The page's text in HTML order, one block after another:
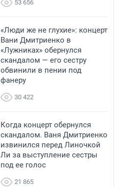
53 656
«Люди же не глухие»: концерт
Вани Дмитриенко в
«Лужниках» обернулся
скандалом — его сестру
обвинили в пении под
фанеру
30 422
Когда концерт обернулся
скандалом. Ваня Дмитриенко
извинился перед Линочкой
Ли за выступление сестры
под ее голос
21 865